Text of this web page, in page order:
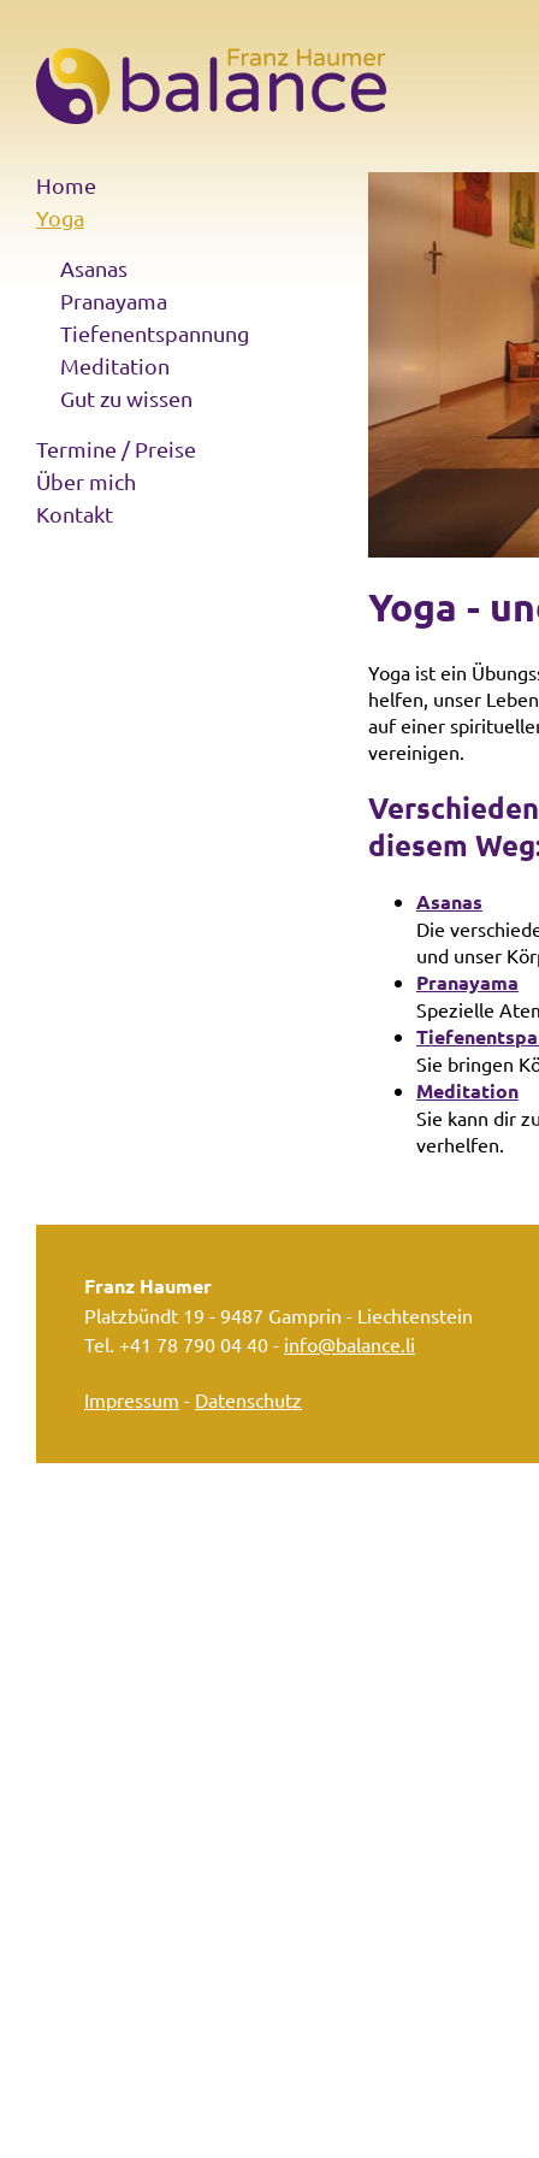
Home
Yoga
Asanas
Pranayama
Tiefenentspannung
Meditation
Gut zu wissen
Termine / Preise
Über mich
Kontakt
Yoga -
Yoga ist ein
helfen, unser
auf einer
vereinigen.
diesem
Asanas
Die
und unser
Pranayama
Spezielle
Sie bringen
Meditation
Sie kann dir
verhelfen.
Franz Haumer
Platzbündt 19 - 9487 Gamprin - Liechtenstein
Tel. +41 78 790 04 40 - info@balance.li
Impressum - Datenschutz